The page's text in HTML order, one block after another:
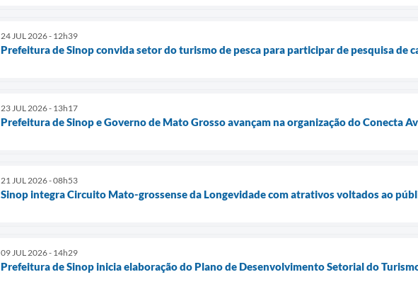
24 JUL 2026 - 12h39
Prefeitura de Sinop convida setor do turismo de pesca para participar de pesquisa de
23 JUL 2026 - 13h17
Prefeitura de Sinop e Governo de Mato Grosso avançam na organização do Conecta
21 JUL 2026 - 08h53
Sinop integra Circuito Mato-grossense da Longevidade com atrativos voltados ao
09 JUL 2026 - 14h29
Prefeitura de Sinop inicia elaboração do Plano de Desenvolvimento Setorial do